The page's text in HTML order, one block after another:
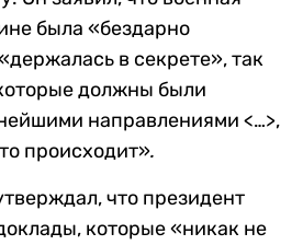
была «бездарно
в секрете», так
должны были
направлениями <…>,
происходит».
что президент
которые «никак не